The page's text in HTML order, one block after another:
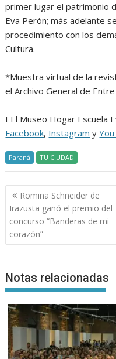
primer lugar el patrimonio
Eva Perón; más adelante
procedimiento con los
Cultura.
*Muestra virtual de la
el Archivo General de Entre
EEl Museo Hogar Escuela
Facebook, Instagram y
Paraná TU CIUDAD
Navegación
de
entradas
Romina Schneider de
Irazusta ganó el premio del
concurso “Banderas de mi
corazón”
Notas relacionadas